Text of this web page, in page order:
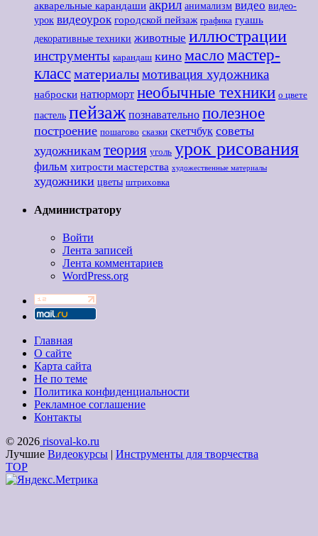
акварельные карандаши акрил анимализм видео видео-
урок видеоурок городской пейзаж графика гуашь
декоративные техники животные иллюстрации
инструменты карандаш кино масломастер-
классматериалымотивация художника
наброски натюрморт необычные техники о цвете
пастель пейзаж познавательно полезное
построение пошагово сказки скетчбук советы
художникам теория уголь урок рисования
фильм хитрости мастерства художественные материалы
художники цветы штриховка
Администратору
Войти
Лента записей
Лента комментариев
WordPress.org
Главная
О сайте
Карта сайта
Не по теме
Политика конфиденциальности
Рекламное соглашение
Контакты
© 2026 risoval-ko.ru
Лучшие Видеокурсы | Инструменты для творчества
TOP